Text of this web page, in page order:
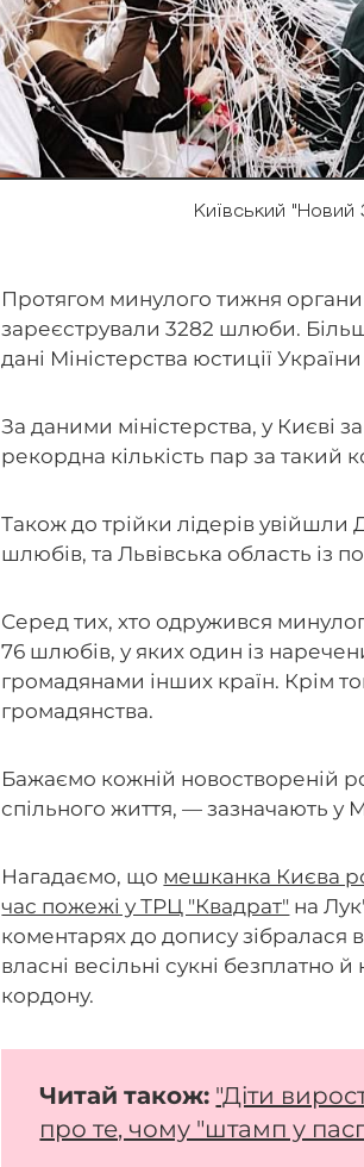
Київський
Протягом минулого тижня органи
зареєстрували 3282 шлюби.
дані Міністерства юстиції
За даними міністерства, у Києві
рекордна кількість пар за такий
Також до трійки лідерів увійшли
шлюбів, та Львівська область із
Серед тих, хто одружився
76 шлюбів, у яких один із
громадянами інших країн. Крім
громадянства.
Бажаємо кожній новоствореній
спільного життя, — зазначають у
Нагадаємо, що мешканка Києва
час пожежі у ТРЦ "Квадрат" на
коментарях до допису зібралася
власні весільні сукні безплатно
кордону.
Читай також: "Діти
про те, чому "штамп у